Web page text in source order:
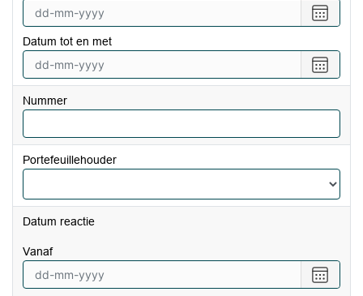
een
vanaf
Datum tot en met
een
tot
met
Nummer
Portefeuillehouder
Datum reactie
vanaf
een